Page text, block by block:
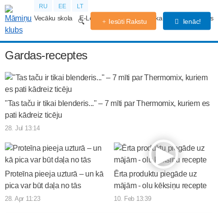
RU EE LT
Vecāku skola E-Lekcijas Grūtniecības kalendārs Forums
Iesūti Rakstu Ienāc!
Gardas-receptes
"Tas taču ir tikai blenderis..." – 7 mīti par Thermomix, kuriem es
pati kādreiz ticēju
28. Jul 13:14
Proteīna pieeja uzturā – un kā
pica var būt daļa no tās
28. Apr 11:23
Ērta produktu piegāde uz
mājām - olu kēksiņu recepte
10. Feb 13:39